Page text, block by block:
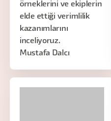
örneklerini ve ekiplerin
elde ettiği verimlilik
kazanımlarını
inceliyoruz.
Mustafa Dalcı